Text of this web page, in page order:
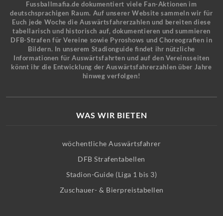
Fussballmafia.de dokumentiert viele Fan-Aktionen im
deutschsprachigen Raum. Auf unserer Website sammeln wir für
Euch jede Woche die Auswärtsfahrerzahlen und bereiten diese
tabellarisch und historisch auf, dokumentieren und summieren
DFB-Strafen für Vereine sowie Pyroshows und Choreografien in
Bildern. In unserem Stadionguide findet ihr nützliche
Informationen für Auswärtsfahrten und auf den Vereinsseiten
könnt ihr die Entwicklung der Auswärtsfahrerzahlen über Jahre
hinweg verfolgen!
WAS WIR BIETEN
wöchentliche Auswärtsfahrer
DFB Strafentabellen
Stadion-Guide (Liga 1 bis 3)
Zuschauer- & Bierpreistabellen